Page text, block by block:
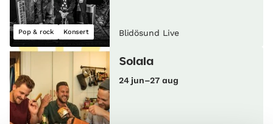
Pop & rock Konsert Blidösund Live
Solala
24 jun–27 aug